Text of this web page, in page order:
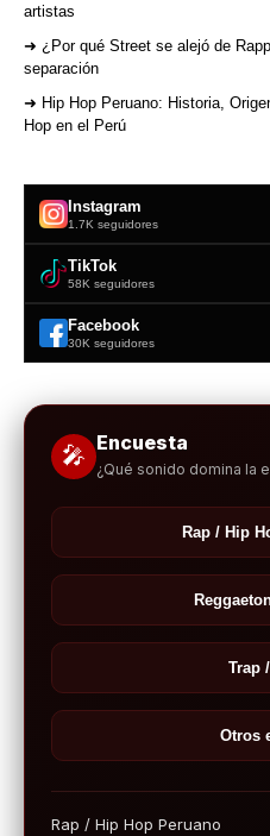
artistas
➜ ¿Por qué Street se alejó de
separación
➜ Hip Hop Peruano: Historia,
Hop en el Perú
Instagram
1.7K seguidores
TikTok
58K seguidores
Facebook
30K seguidores
🎤 Encuesta
¿Qué sonido domina la
Rap / Hip
Trap /
Otros
Rap / Hip Hop Peruano